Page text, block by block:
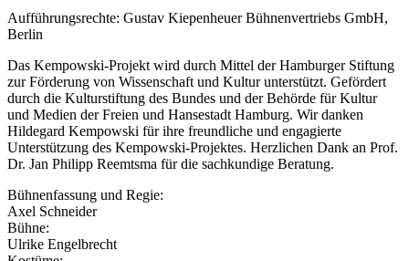
Aufführungsrechte: Gustav Kiepenheuer Bühnenvertriebs GmbH,
Berlin
Das Kempowski-Projekt wird durch Mittel der Hamburger Stiftung
zur Förderung von Wissenschaft und Kultur unterstützt. Gefördert
durch die Kulturstiftung des Bundes und der Behörde für Kultur
und Medien der Freien und Hansestadt Hamburg. Wir danken
Hildegard Kempowski für ihre freundliche und engagierte
Unterstützung des Kempowski-Projektes. Herzlichen Dank an Prof.
Dr. Jan Philipp Reemtsma für die sachkundige Beratung.
Bühnenfassung und Regie:
Axel Schneider
Bühne:
Ulrike Engelbrecht